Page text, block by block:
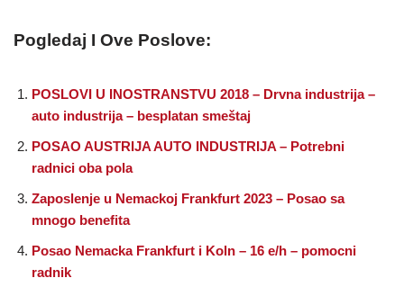
Pogledaj I Ove Poslove:
POSLOVI U INOSTRANSTVU 2018 – Drvna industrija –
auto industrija – besplatan smeštaj
POSAO AUSTRIJA AUTO INDUSTRIJA – Potrebni
radnici oba pola
Zaposlenje u Nemackoj Frankfurt 2023 – Posao sa
mnogo benefita
Posao Nemacka Frankfurt i Koln – 16 e/h – pomocni
radnik